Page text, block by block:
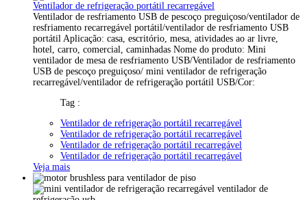
Ventilador de refrigeração portátil recarregável
Ventilador de resfriamento USB de pescoço preguiçoso/ventilador de
resfriamento recarregável portátil/ventilador de resfriamento USB
portátil Aplicação: casa, escritório, mesa, atividades ao ar livre,
hotel, carro, comercial, caminhadas Nome do produto: Mini
ventilador de mesa de resfriamento USB/Ventilador de resfriamento
USB de pescoço preguiçoso/ mini ventilador de refrigeração
recarregável/ventilador de refrigeração portátil USB/Cor:
Tag :
Ventilador de refrigeração portátil recarregável
Ventilador de refrigeração portátil recarregável
Ventilador de refrigeração portátil recarregável
Ventilador de refrigeração portátil recarregável
Veja mais